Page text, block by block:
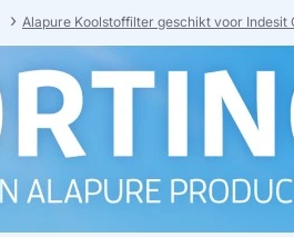
Alapure Koolstoffilter geschikt voor